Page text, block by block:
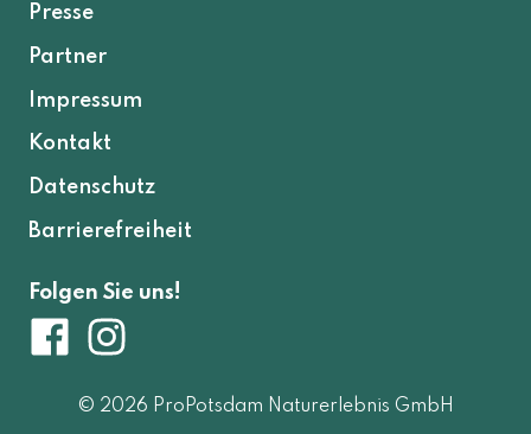
Presse
Partner
Impressum
Kontakt
Datenschutz
Barrierefreiheit
Folgen Sie uns!
© 2026 ProPotsdam Naturerlebnis GmbH